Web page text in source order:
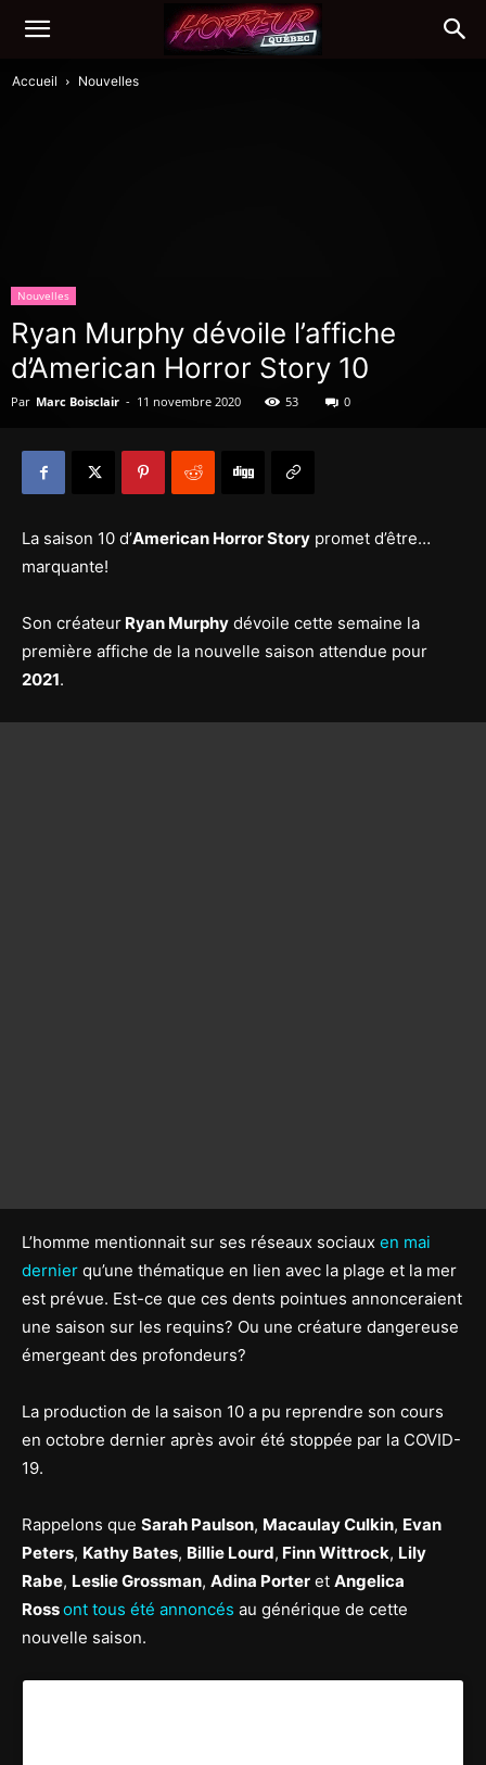
Accueil Nouvelles
Nouvelles
Ryan Murphy dévoile l’affiche
d’American Horror Story 10
Par Marc Boisclair - 11 novembre 2020 53 0
La saison 10 d’American Horror Story promet d’être…
marquante!
Son créateur Ryan Murphy dévoile cette semaine la
première affiche de la nouvelle saison attendue pour
2021.
L’homme mentionnait sur ses réseaux sociaux en mai
dernier qu’une thématique en lien avec la plage et la mer
est prévue. Est-ce que ces dents pointues annonceraient
une saison sur les requins? Ou une créature dangereuse
émergeant des profondeurs?
La production de la saison 10 a pu reprendre son cours
en octobre dernier après avoir été stoppée par la COVID-
19.
Rappelons que Sarah Paulson, Macaulay Culkin, Evan
Peters, Kathy Bates, Billie Lourd, Finn Wittrock, Lily
Rabe, Leslie Grossman, Adina Porter et Angelica
Rossont tous été annoncés au générique de cette
nouvelle saison.